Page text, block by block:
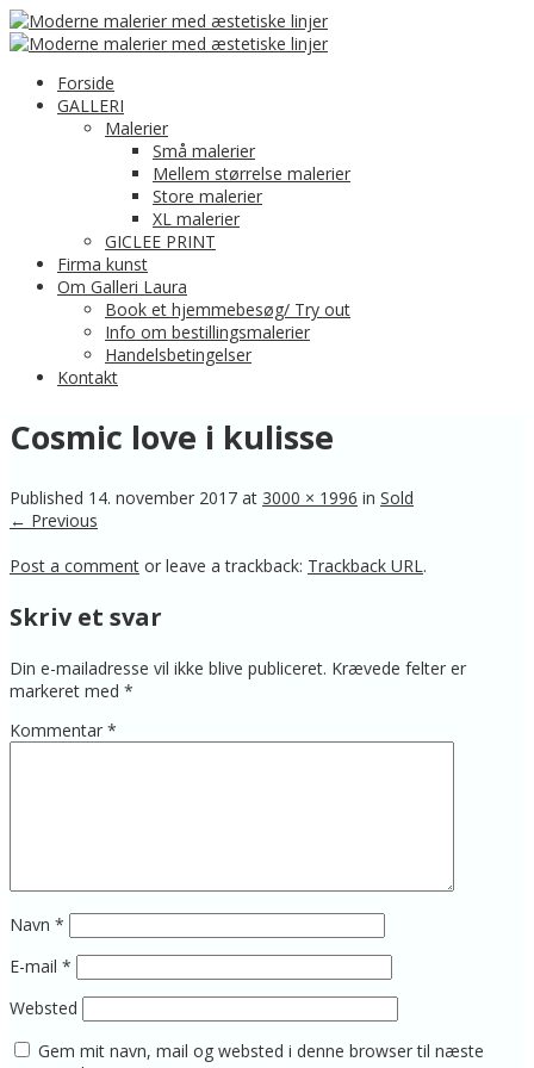
Forside
GALLERI
Malerier
Små malerier
Mellem størrelse malerier
Store malerier
XL malerier
GICLEE PRINT
Firma kunst
Om Galleri Laura
Book et hjemmebesøg/ Try out
Info om bestillingsmalerier
Handelsbetingelser
Kontakt
Cosmic love i kulisse
Published 14. november 2017 at 3000 × 1996 in Sold
← Previous
Post a comment or leave a trackback: Trackback URL.
Skriv et svar
Din e-mailadresse vil ikke blive publiceret. Krævede felter er
markeret med *
Kommentar *
Navn *
E-mail *
Websted
Gem mit navn, mail og websted i denne browser til næste